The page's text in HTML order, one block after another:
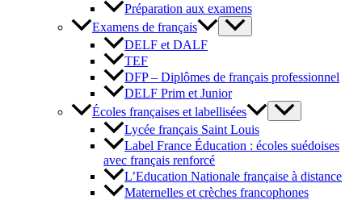
Préparation aux examens
Examens de français
DELF et DALF
TEF
DFP – Diplômes de français professionnel
DELF Prim et Junior
Écoles françaises et labellisées
Lycée français Saint Louis
Label France Éducation : écoles suédoises
avec français renforcé
L’Education Nationale française à distance
Maternelles et crèches francophones